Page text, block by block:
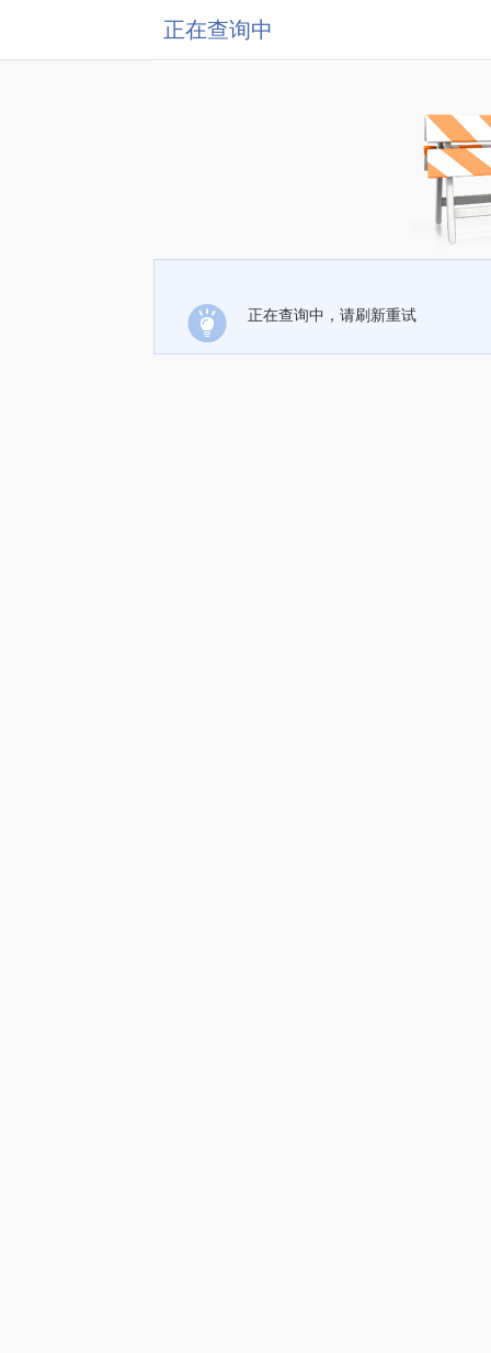
正在查询中
正在查询中，请刷新重试